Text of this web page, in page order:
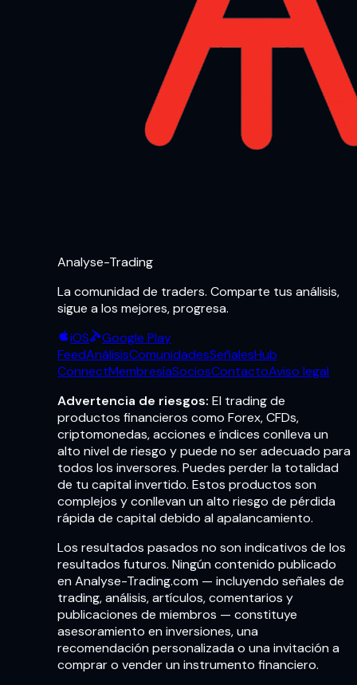
Analyse-Trading
La comunidad de traders. Comparte tus análisis,
sigue a los mejores, progresa.
iOS
Google Play
FeedAnálisisComunidadesSeñalesHub
ConnectMembresíaSociosContactoAviso legal
Advertencia de riesgos: El trading de
productos financieros como Forex, CFDs,
criptomonedas, acciones e índices conlleva un
alto nivel de riesgo y puede no ser adecuado para
todos los inversores. Puedes perder la totalidad
de tu capital invertido. Estos productos son
complejos y conllevan un alto riesgo de pérdida
rápida de capital debido al apalancamiento.
Los resultados pasados no son indicativos de los
resultados futuros. Ningún contenido publicado
en Analyse-Trading.com — incluyendo señales de
trading, análisis, artículos, comentarios y
publicaciones de miembros — constituye
asesoramiento en inversiones, una
recomendación personalizada o una invitación a
comprar o vender un instrumento financiero.